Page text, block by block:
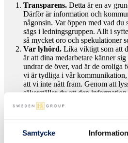
Samtycke Information
Transparens. Detta är en av
Därför är information och
någonsin. Var öppen med vad du
sägs i ledningsgruppen. Allt i
så mycket oro och spekulationer
Var lyhörd. Lika viktigt som att
är att dina medarbetare känner
undrar de över, vad är de oroliga
vi är tydliga i vår
att vi inte nått fram. Genom att
säkerställer du att den
möter medarbetarnas behov.
Delaktighet – en viktig
engagemang. Se därför till att
så att du kan fokusera mer på ditt